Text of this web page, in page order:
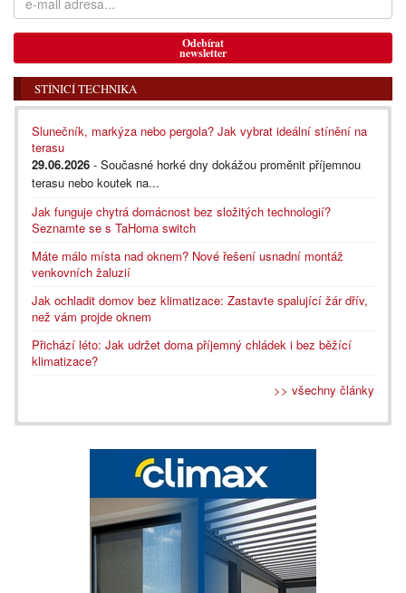
Odebírat
newsletter
STÍNICÍ TECHNIKA
Slunečník, markýza nebo pergola? Jak vybrat ideální stínění na
terasu
29.06.2026 - Současné horké dny dokážou proměnit příjemnou
terasu nebo koutek na...
Jak funguje chytrá domácnost bez složitých technologií?
Seznamte se s TaHoma switch
Máte málo místa nad oknem? Nové řešení usnadní montáž
venkovních žaluzií
Jak ochladit domov bez klimatizace: Zastavte spalující žár dřív,
než vám projde oknem
Přichází léto: Jak udržet doma příjemný chládek i bez běžící
klimatizace?
>> všechny články